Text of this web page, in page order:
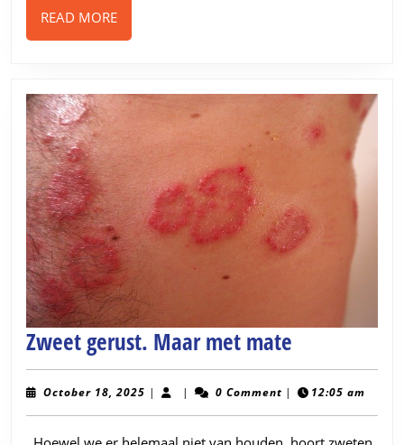
READ MOREREAD
MORE
Zweet gerust. Maar met mate
gerust.
Maar
met
October 18, 2025 October
| | 0 Comment | 12:05 am